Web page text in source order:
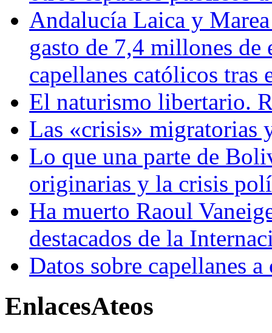
Andalucía Laica y
gasto de 7,4 millones de
capellanes católicos
El naturismo libertario.
Las «crisis» migratorias
Lo que una parte de
originarias y la crisis
Ha muerto Raoul
destacados de la
Datos sobre capellanes
EnlacesAteos